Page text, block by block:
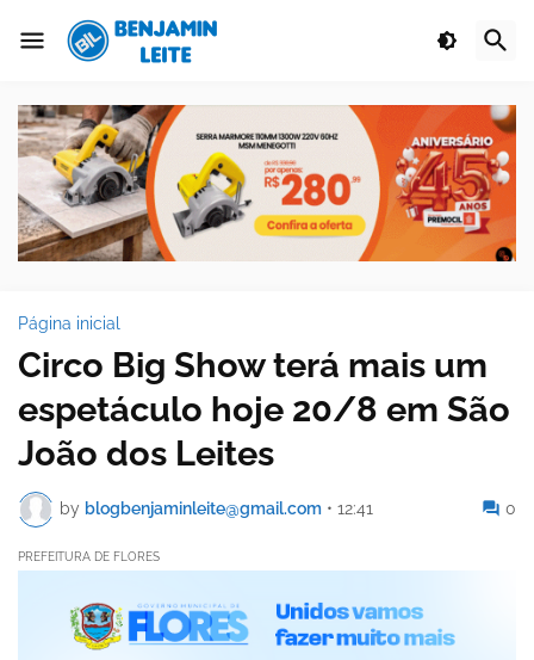
Página inicial
Circo Big Show terá mais um
espetáculo hoje 20/8 em São
João dos Leites
by blogbenjaminleite@gmail.com • 12:41 0
PREFEITURA DE FLORES